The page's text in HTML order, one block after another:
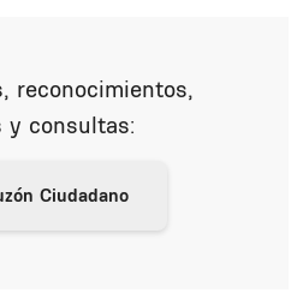
reconocimientos,
y consultas: